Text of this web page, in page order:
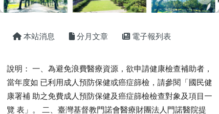
本站消息 分月文章 電子報列表
檢送修正「花蓮縣政府及所屬機關學
說明： 一、為避免浪費醫療資源，欲申請健康檢查補助者，
當年度如 已利用成人預防保健或癌症篩檢，請參閱「國民健
康署補 助之免費成人預防保健及癌症篩檢檢查對象及項目一
覽 表」。 二、臺灣基督教門諾會醫療財團法人門諾醫院提